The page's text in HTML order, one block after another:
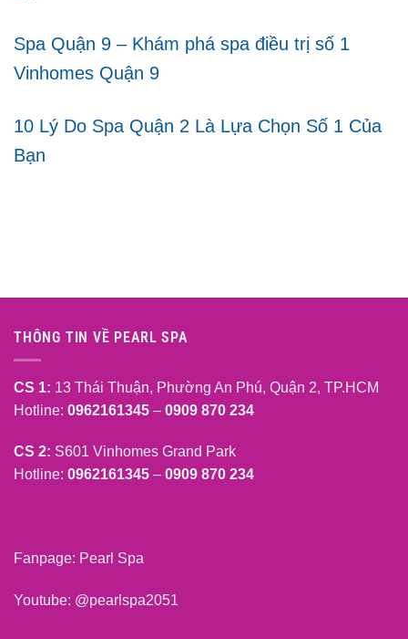
Spa Quận 9 – Khám phá spa điều trị số 1
Vinhomes Quận 9
10 Lý Do Spa Quận 2 Là Lựa Chọn Số 1 Của
Bạn
THÔNG TIN VỀ PEARL SPA
CS 1: 13 Thái Thuận, Phường An Phú, Quận 2, TP.HCM
Hotline: 0962161345 – 0909 870 234
CS 2: S601 Vinhomes Grand Park
Hotline: 0962161345 – 0909 870 234
Fanpage: Pearl Spa
Youtube: @pearlspa2051